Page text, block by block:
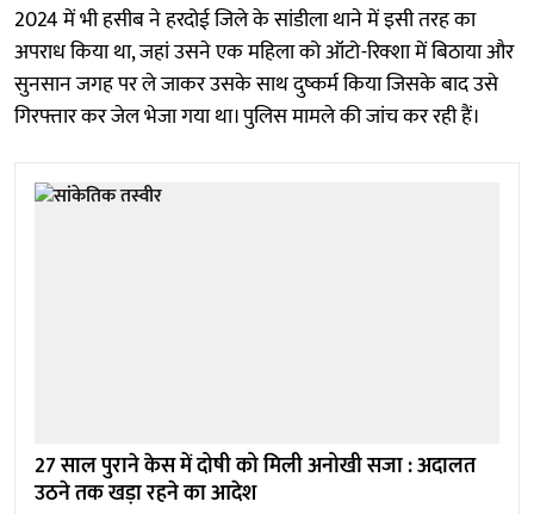
2024 में भी हसीब ने हरदोई जिले के सांडीला थाने में इसी तरह का
अपराध किया था, जहां उसने एक महिला को ऑटो-रिक्शा में बिठाया और
सुनसान जगह पर ले जाकर उसके साथ दुष्कर्म किया जिसके बाद उसे
गिरफ्तार कर जेल भेजा गया था। पुलिस मामले की जांच कर रही हैं।
27 साल पुराने केस में दोषी को मिली अनोखी सजा : अदालत
उठने तक खड़ा रहने का आदेश